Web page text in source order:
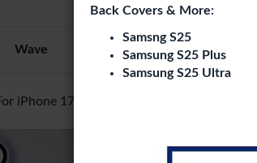
Wave Über Phone City Blogs
iPhone 17 With Steel Plate+Magnet+NFC
Back Covers & More:
Samsng S25
Samsung S25 Plus
Samsung S25 Ultra